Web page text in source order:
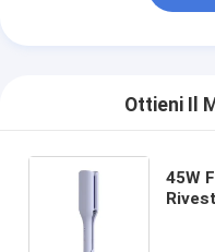
Ottieni Il
45W